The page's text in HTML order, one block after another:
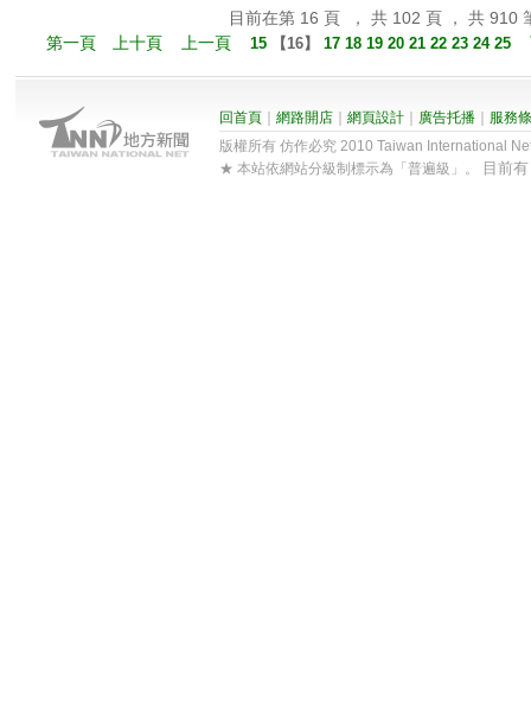
目前在第 16 頁 ， 共 102 頁 ， 共 910
第一頁
上十頁 上一頁 15 【16】 17 18 19 20 21 22 23 24 25
回首頁 網路開店 網頁設計 廣告托播
服務
版權所有 仿作必究 2010 Taiwan International
★ 本站依網站分級制標示為「普遍級」。
目前